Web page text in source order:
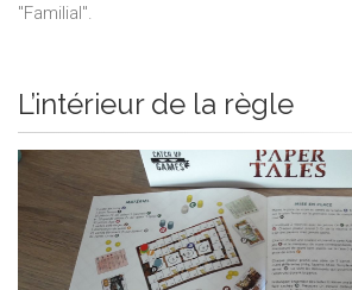
"Familial".
L’intérieur de la règle